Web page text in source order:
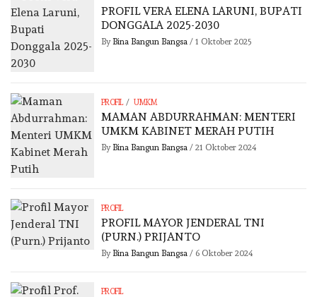
PROFIL VERA ELENA LARUNI, BUPATI
DONGGALA 2025-2030
By Bina Bangun Bangsa / 1 Oktober 2025
PROFIL / UMKM
MAMAN ABDURRAHMAN: MENTERI
UMKM KABINET MERAH PUTIH
By Bina Bangun Bangsa / 21 Oktober 2024
PROFIL
PROFIL MAYOR JENDERAL TNI
(PURN.) PRIJANTO
By Bina Bangun Bangsa / 6 Oktober 2024
PROFIL